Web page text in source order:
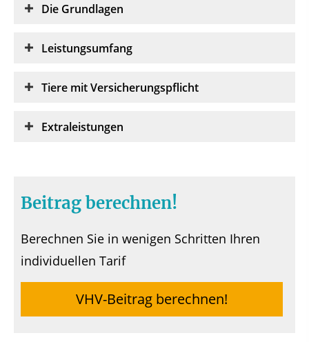
Die Grundlagen
Leistungsumfang
Tiere mit Versicherungspflicht
Extraleistungen
Beitrag berechnen!
Berechnen Sie in wenigen Schritten Ihren
individuellen Tarif
VHV-Beitrag berechnen!